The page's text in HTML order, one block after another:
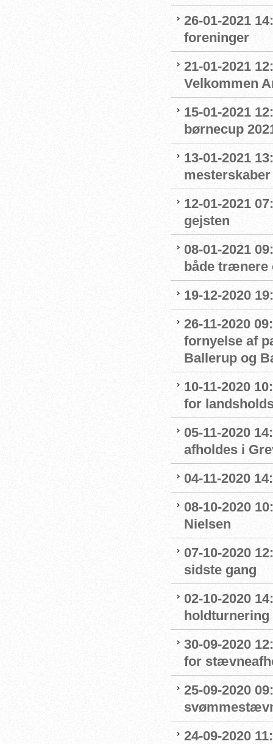
26-01-2021
foreninger
21-01-2021
Velkommen
15-01-2021
børnecup
13-01-2021
mesterskaber
12-01-2021
gejsten
08-01-2021
både
19-12-2020
26-11-2020
fornyelse af
Ballerup og
10-11-2020
for
05-11-2020
afholdes i
04-11-2020
08-10-2020
Nielsen
07-10-2020
sidste gang
02-10-2020
holdturnering
30-09-2020
for
25-09-2020
24-09-2020